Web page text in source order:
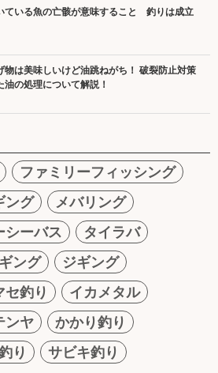
ている魚の亡骸が意味すること 釣りは成立
物は美味しいけど油跳ねがち！ 破裂防止対策
油の処理について解説！
ファミリーフィッシング
ング
メバリング
シーバス
タイラバ
ング
ジギング
セ釣り
イカメタル
ンヤ
かかり釣り
り
サビキ釣り